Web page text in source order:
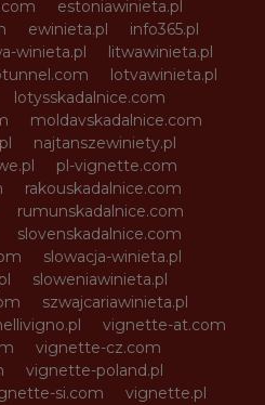
estoniawinieta.pl
ewinieta.pl
info365.pl
winieta.pl
litwawinieta.pl
lotvawinieta.pl
lotysskadalnice.com
moldavskadalnice.com
najtanszewiniety.pl
pl-vignette.com
rakouskadalnice.com
rumunskadalnice.com
slovenskadalnice.com
slowacja-winieta.pl
sloweniawinieta.pl
szwajcariawinieta.pl
vignette-at.com
vignette-cz.com
vignette-poland.pl
si.com
vignette.pl